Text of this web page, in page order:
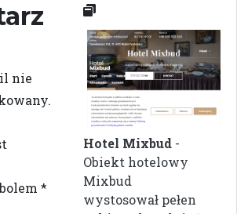
nie
*
Hotel Mixbud -
Obiekt hotelowy
Mixbud
wystosował pełen